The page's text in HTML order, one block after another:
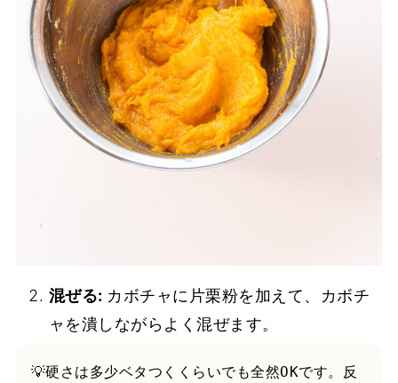
混ぜる: カボチャに片栗粉を加えて、カボチ
ャを潰しながらよく混ぜます。
💡硬さは多少ベタつくくらいでも全然OKです。反